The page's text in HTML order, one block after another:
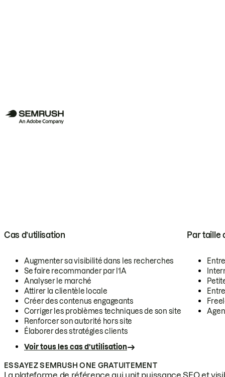
Cas d’utilisation
Augmenter sa visibilité dans les recherches
Se faire recommander par l’IA
Analyser le marché
Attirer la clientèle locale
Créer des contenus engageants
Corriger les problèmes techniques de son site
Renforcer son autorité hors site
Élaborer des stratégies clients
Voir tous les cas d’utilisation
Par taille
ESSAYEZ SEMRUSH ONE GRATUITEMENT
La plateforme de référence qui unit puissance SEO et